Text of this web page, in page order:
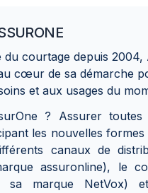
courtage depuis 2004,
cœur de sa démarche
et aux usages du
? Assurer
les nouvelles formes
canaux de
assuronline), le
sa marque NetVox)